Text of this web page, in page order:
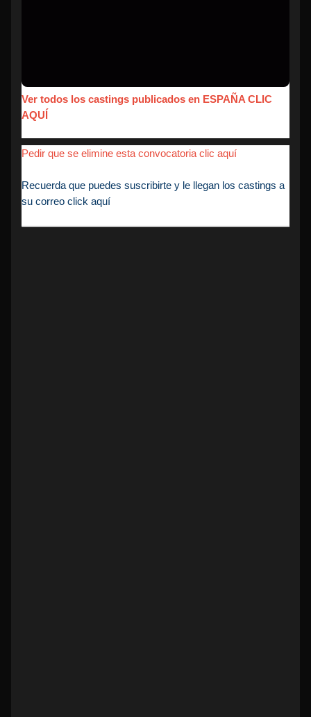
Ver todos los castings publicados en ESPAÑA CLIC
AQUÍ
Pedir que se elimine esta convocatoria clic aquí
Recuerda que puedes suscribirte y le llegan los castings a
su correo click aquí